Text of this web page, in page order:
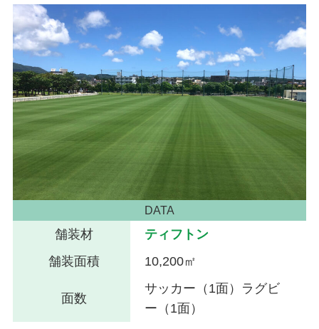
DATA
舗装材
ティフトン
舗装面積
10,200㎡
面数
サッカー（1面）ラグビ
ー（1面）